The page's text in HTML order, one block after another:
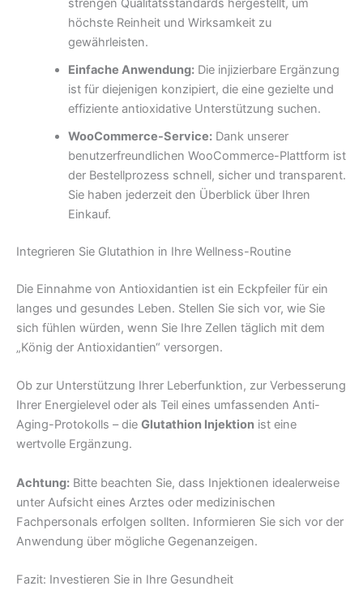
strengen Qualitätsstandards hergestellt, um
höchste Reinheit und Wirksamkeit zu
gewährleisten.
Einfache Anwendung:Die injizierbare Ergänzung
ist für diejenigen konzipiert, die eine gezielte und
effiziente antioxidative Unterstützung suchen.
WooCommerce-Service:Dank unserer
benutzerfreundlichen WooCommerce-Plattform ist
der Bestellprozess schnell, sicher und transparent.
Sie haben jederzeit den Überblick über Ihren
Einkauf.
Integrieren Sie Glutathion in Ihre Wellness-Routine
Die Einnahme von Antioxidantien ist ein Eckpfeiler für ein
langes und gesundes Leben. Stellen Sie sich vor, wie Sie
sich fühlen würden, wenn Sie Ihre Zellen täglich mit dem
„König der Antioxidantien“ versorgen.
Ob zur Unterstützung Ihrer Leberfunktion, zur Verbesserung
Ihrer Energielevel oder als Teil eines umfassenden Anti-
Aging-Protokolls – die Glutathion Injektion ist eine
wertvolle Ergänzung.
Achtung: Bitte beachten Sie, dass Injektionen idealerweise
unter Aufsicht eines Arztes oder medizinischen
Fachpersonals erfolgen sollten. Informieren Sie sich vor der
Anwendung über mögliche Gegenanzeigen.
Fazit: Investieren Sie in Ihre Gesundheit